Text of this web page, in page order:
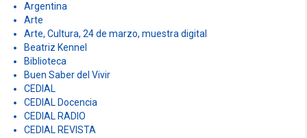
Argentina
Arte
Arte, Cultura, 24 de marzo, muestra digital
Beatriz Kennel
Biblioteca
Buen Saber del Vivir
CEDIAL
CEDIAL Docencia
CEDIAL RADIO
CEDIAL REVISTA